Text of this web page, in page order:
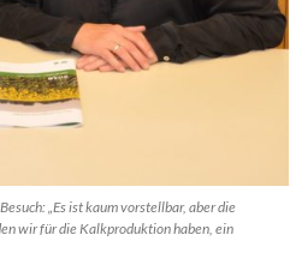
„Es ist kaum vorstellbar, aber die
wir für die Kalkproduktion haben, ein